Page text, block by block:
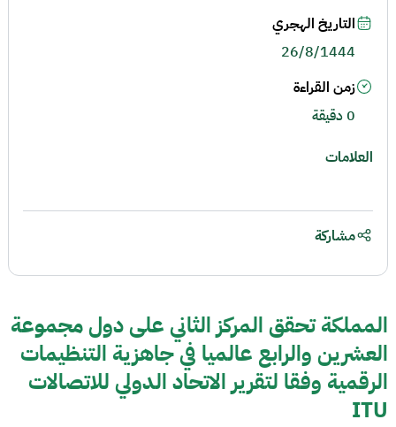
المملكة تحقق المركز الثاني على دول مجموعة
العشرين والرابع عالميا في جاهزية التنظيمات
الرقمية وفقا لتقرير الاتحاد الدولي للاتصالات
ITU
التاريخ الهجري
26/8/1444
زمن القراءة
0 دقيقة
العلامات
مشاركة